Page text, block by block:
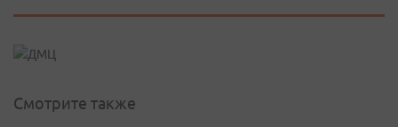
Смотрите также